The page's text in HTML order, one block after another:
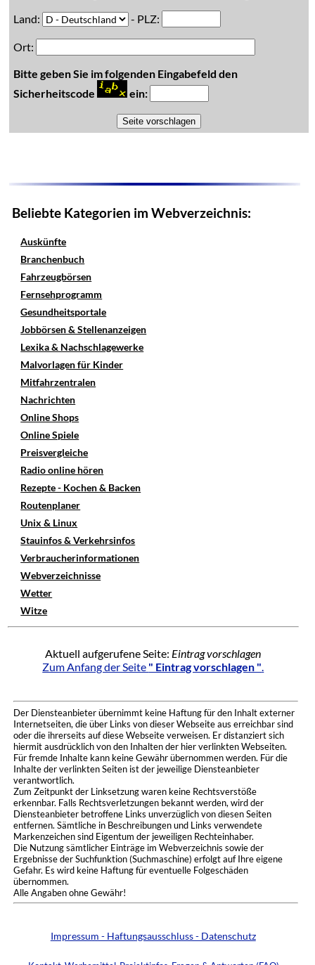
Land:
- PLZ:
Ort:
Bitte geben Sie im folgenden Eingabefeld den
Sicherheitscode
ein:
Beliebte Kategorien im Webverzeichnis:
Auskünfte
Branchenbuch
Fahrzeugbörsen
Fernsehprogramm
Gesundheitsportale
Jobbörsen & Stellenanzeigen
Lexika & Nachschlagewerke
Malvorlagen für Kinder
Mitfahrzentralen
Nachrichten
Online Shops
Online Spiele
Preisvergleiche
Radio online hören
Rezepte - Kochen & Backen
Routenplaner
Unix & Linux
Stauinfos & Verkehrsinfos
Verbraucherinformationen
Webverzeichnisse
Wetter
Witze
Aktuell aufgerufene Seite: Eintrag vorschlagen
Zum Anfang der Seite " Eintrag vorschlagen ".
Der Diensteanbieter übernimmt keine Haftung für den Inhalt externer
Internetseiten, die über Links von dieser Webseite aus erreichbar sind
oder die ihrerseits auf diese Webseite verweisen. Er distanziert sich
hiermit ausdrücklich von den Inhalten der hier verlinkten Webseiten.
Für fremde Inhalte kann keine Gewähr übernommen werden. Für die
Inhalte der verlinkten Seiten ist der jeweilige Diensteanbieter
verantwortlich.
Zum Zeitpunkt der Linksetzung waren keine Rechtsverstöße
erkennbar. Falls Rechtsverletzungen bekannt werden, wird der
Diensteanbieter betroffene Links unverzüglich von diesen Seiten
entfernen. Sämtliche in Beschreibungen und Links verwendete
Markenzeichen sind Eigentum der jeweiligen Rechteinhaber.
Die Nutzung sämtlicher Einträge im Webverzeichnis sowie der
Ergebnisse der Suchfunktion (Suchmaschine) erfolgt auf Ihre eigene
Gefahr. Es wird keine Haftung für eventuelle Folgeschäden
übernommen.
Alle Angaben ohne Gewähr!
Impressum - Haftungsausschluss - Datenschutz